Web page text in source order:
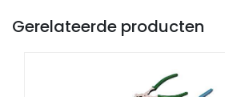
Gerelateerde producten